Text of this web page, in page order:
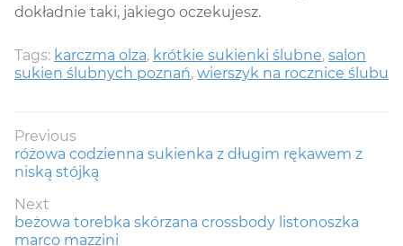
dokładnie taki, jakiego oczekujesz.
Tags: karczma olza, krótkie sukienki ślubne, salon
sukien ślubnych poznań, wierszyk na rocznice ślubu
Nawigacja
wpisu
Previous
Previous
post:
różowa codzienna sukienka z długim rękawem z
niską stójką
Next
Next
post:
beżowa torebka skórzana crossbody listonoszka
marco mazzini